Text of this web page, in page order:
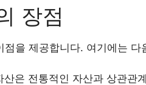
장점
을 제공합니다. 여기에는 다
산은 전통적인 자산과 상관관